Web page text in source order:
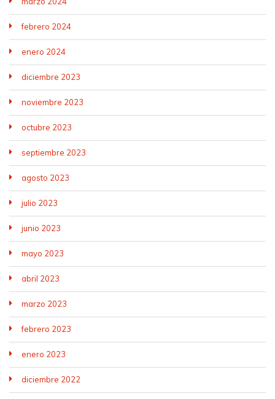
febrero 2024
enero 2024
diciembre 2023
noviembre 2023
octubre 2023
septiembre 2023
agosto 2023
julio 2023
junio 2023
mayo 2023
abril 2023
marzo 2023
febrero 2023
enero 2023
diciembre 2022